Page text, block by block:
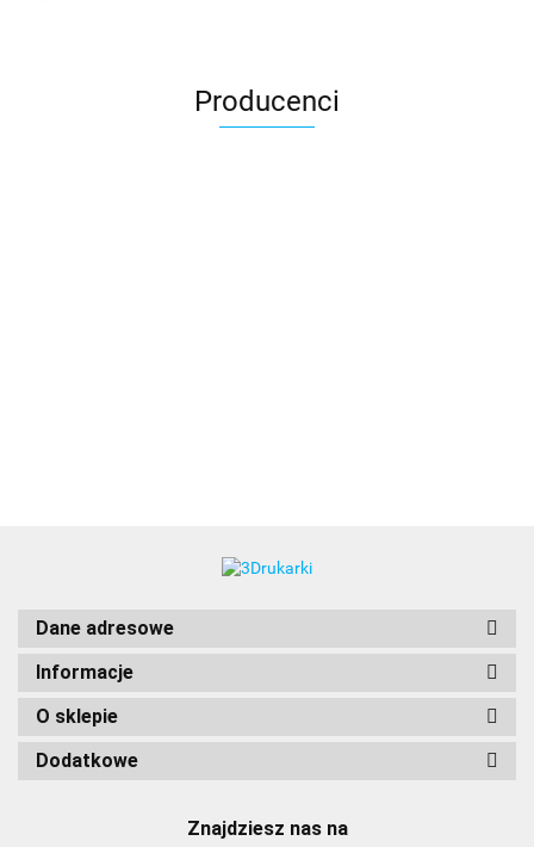
Producenci
Dane adresowe
Informacje
O sklepie
Dodatkowe
Znajdziesz nas na